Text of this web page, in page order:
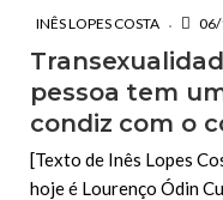
INÊS LOPES COSTA
pessoa tem
condiz com o
[Texto de Inês Lopes
hoje é Lourenço Ódin